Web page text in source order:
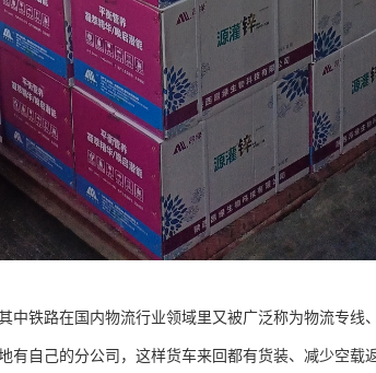
中铁路在国内物流行业领域里又被广泛称为物流专线
自己的分公司，这样货车来回都有货装、减少空载